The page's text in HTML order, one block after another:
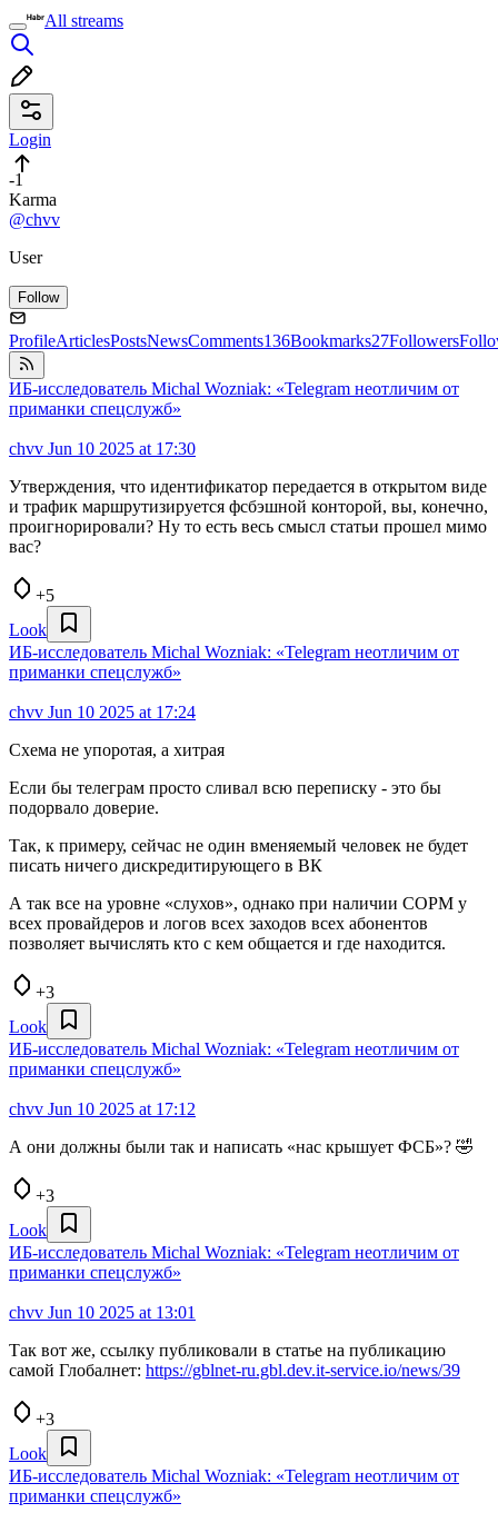
All streams
Login
-1
Karma
@chvv
User
Follow
ProfileArticlesPostsNewsComments136Bookmarks27Followers
ИБ-исследователь Michal Wozniak: «Telegram неотличим от
приманки спецслужб»
chvv Jun 10 2025 at 17:30
Утверждения, что идентификатор передается в открытом виде
и трафик маршрутизируется фсбэшной конторой, вы, конечно,
проигнорировали? Ну то есть весь смысл статьи прошел мимо
вас?
+5
Look
ИБ-исследователь Michal Wozniak: «Telegram неотличим от
приманки спецслужб»
chvv Jun 10 2025 at 17:24
Схема не упоротая, а хитрая
Если бы телеграм просто сливал всю переписку - это бы
подорвало доверие.
Так, к примеру, сейчас не один вменяемый человек не будет
писать ничего дискредитирующего в ВК
А так все на уровне «слухов», однако при наличии СОРМ у
всех провайдеров и логов всех заходов всех абонентов
позволяет вычислять кто с кем общается и где находится.
+3
Look
ИБ-исследователь Michal Wozniak: «Telegram неотличим от
приманки спецслужб»
chvv Jun 10 2025 at 17:12
А они должны были так и написать «нас крышует ФСБ»? 🤣
+3
Look
ИБ-исследователь Michal Wozniak: «Telegram неотличим от
приманки спецслужб»
chvv Jun 10 2025 at 13:01
Так вот же, ссылку публиковали в статье на публикацию
самой Глобалнет: https://gblnet-ru.gbl.dev.it-service.io/news/39
+3
Look
ИБ-исследователь Michal Wozniak: «Telegram неотличим от
приманки спецслужб»